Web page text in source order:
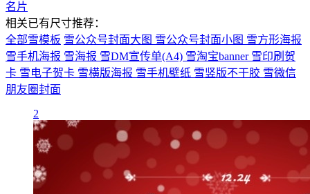
名片
相关已有尺寸推荐：
全部雪模板 雪公众号封面大图 雪公众号封面小图 雪方形海报
雪手机海报 雪海报 雪DM宣传单(A4) 雪淘宝banner 雪印刷贺
卡 雪电子贺卡 雪横版海报 雪手机壁纸 雪竖版不干胶 雪微信
朋友圈封面
2